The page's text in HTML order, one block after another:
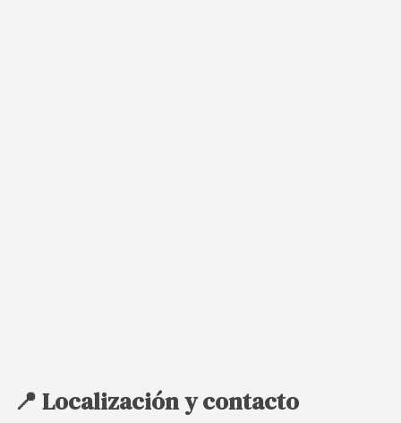
📍 Localización y contacto